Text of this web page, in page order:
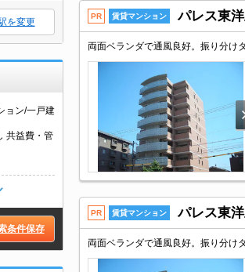
を変更
ョン/一戸建
共益費・管
条件保存
PR 賃貸マンション パレス東
両面ベランダで通風良好。振り分け
PR 賃貸マンション パレス東
両面ベランダで通風良好。振り分け